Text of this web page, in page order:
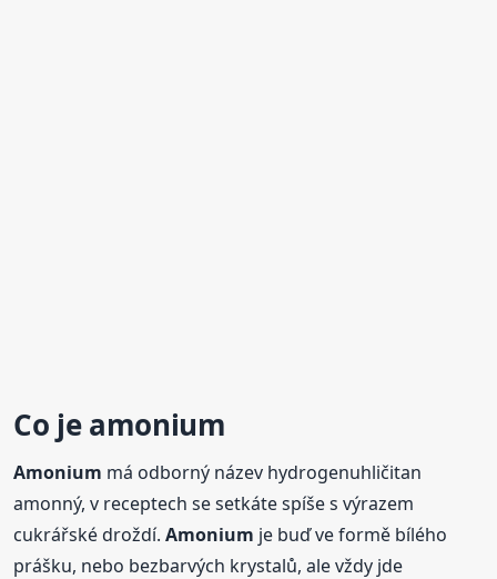
Co jeamonium
Amonium má odborný název hydrogenuhličitan
amonný, v receptech se setkáte spíše s výrazem
cukrářské droždí.Amonium je buď ve formě bílého
prášku, nebo bezbarvých krystalů, ale vždy jde